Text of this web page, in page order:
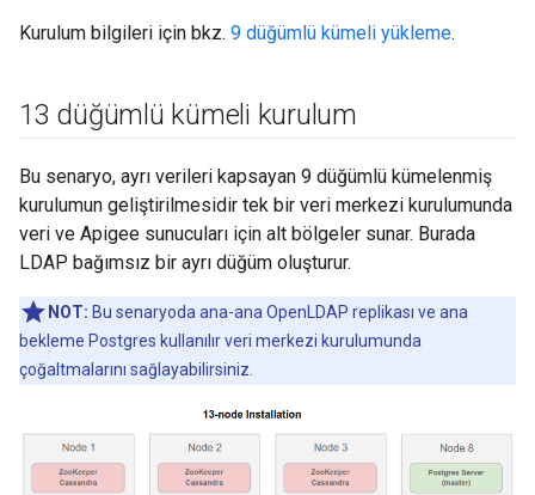
Kurulum bilgileri için bkz. 9 düğümlü kümeli yükleme.
13 düğümlü kümeli kurulum
Bu senaryo, ayrı verileri kapsayan 9 düğümlü kümelenmiş
kurulumun geliştirilmesidir tek bir veri merkezi kurulumunda
veri ve Apigee sunucuları için alt bölgeler sunar. Burada
LDAP bağımsız bir ayrı düğüm oluşturur.
NOT: Bu senaryoda ana-ana OpenLDAP replikası ve ana
bekleme Postgres kullanılır veri merkezi kurulumunda
çoğaltmalarını sağlayabilirsiniz.